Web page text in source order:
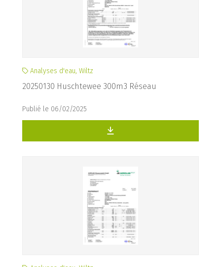
Analyses d'eau, Wiltz
20250130 Huschtewee 300m3 Réseau
Publié le 06/02/2025